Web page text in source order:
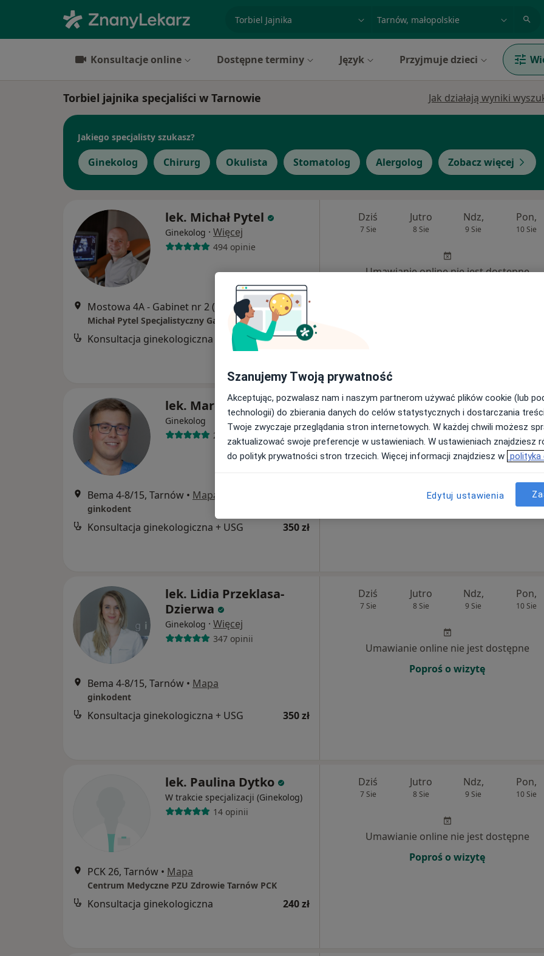
miasto lub dzielnica
Konsultacje online Dostępne terminy Język Przyjmuje dzieci
Torbiel jajnika specjaliści w Tarnowie Jak działają wyniki
Jakiego specjalisty szukasz?
Ginekolog Chirurg Okulista Stomatolog Alergolog Zobacz więcej
lek. Michał Pytel
Ginekolog · Więcej
494 opinie
Mostowa 4A - Gabinet nr 2 (Diagnostyka Punkt Pobrań), Tarnów• Mapa
Konsultacja ginekologiczna 250 zł
Dziś
7 Sie
Jutro
8 Sie
Ndz,
9 Sie
Pon,
10 Sie
Umawianie online nie jest dostępne
lek. Marcin Konieczny
Ginekolog
27 opinii
Bema 4-8/15, Tarnów • Mapa
ginkodent
Konsultacja ginekologiczna + USG 350 zł
Dziś
7 Sie
Jutro
8 Sie
Ndz,
9 Sie
Pon,
10 Sie
Umawianie online nie jest dostępne
lek. Lidia Przeklasa-
Dzierwa
Ginekolog · Więcej
347 opinii
Bema 4-8/15, Tarnów • Mapa
ginkodent
Konsultacja ginekologiczna + USG 350 zł
Dziś
7 Sie
Jutro
8 Sie
Ndz,
9 Sie
Pon,
10 Sie
Umawianie online nie jest dostępne
Poproś o wizytę
lek. Paulina Dytko
W trakcie specjalizacji (Ginekolog)
14 opinii
PCK 26, Tarnów • Mapa
Centrum Medyczne PZU Zdrowie Tarnów PCK
Konsultacja ginekologiczna 240 zł
Dziś
7 Sie
Jutro
8 Sie
Ndz,
9 Sie
Pon,
10 Sie
Umawianie online nie jest dostępne
Poproś o wizytę
Szanujemy Twoją prywatność
Akceptując, pozwalasz nam i naszym partnerom używać plików cookie (lub
technologii) do zbierania danych do celów statystycznych i dostarczania
Twoje zwyczaje przeglądania stron internetowych. W każdej chwili możesz
zaktualizować swoje preferencje w ustawieniach. W ustawieniach znajdziesz
do polityk prywatności stron trzecich. Więcej informacji znajdziesz w polityka
Edytuj ustawienia